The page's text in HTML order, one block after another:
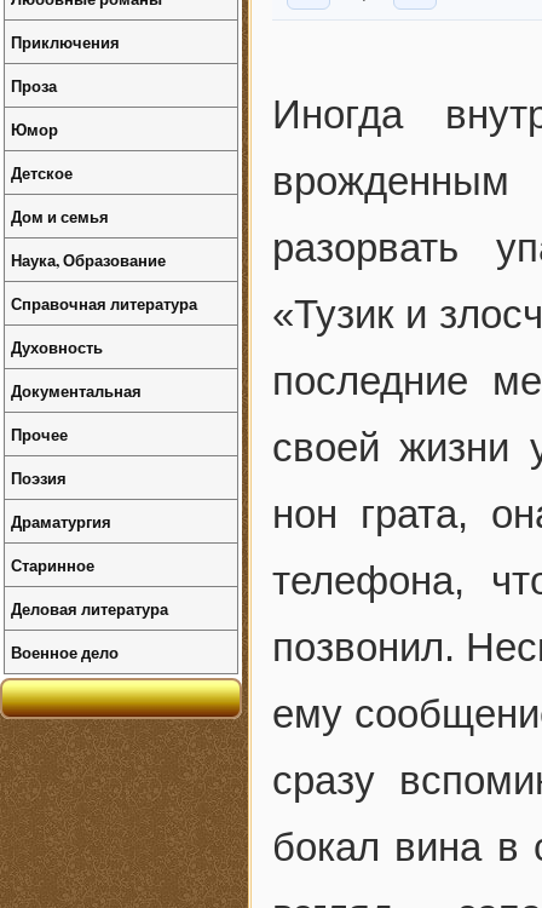
Иногда
разорвать
«Тузик и
последние
своей жизни
нон грата,
телефона,
позвонил.
ему
сразу
бокал вина в
Приключения
Проза
Юмор
Детское
Дом и семья
Наука, Образование
Справочная литература
Духовность
Документальная
Прочее
Поэзия
Драматургия
Старинное
Деловая литература
Военное дело